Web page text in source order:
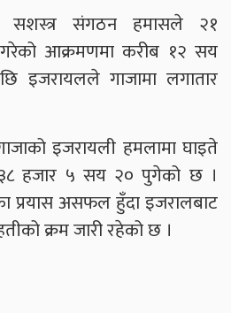
सशस्त्र संगठन हमासले २१
आक्रमणमा करीब १२ सय
इजरायलले गाजामा लगातार
इजरायली हमलामा घाइते
हजार ५ सय २० पुगेको छ ।
प्रयास असफल हुँदा इजरालबाट
क्रम जारी रहेको छ ।